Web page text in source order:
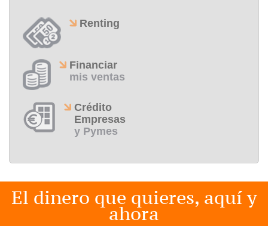
Renting
Financiar
mis ventas
Crédito
Empresas
y Pymes
El dinero que quieres, aquí y
ahora